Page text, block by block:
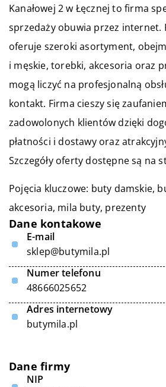
Kanałowej 2 w Łęcznej to firma
sprzedaży obuwia przez internet.
oferuje szeroki asortyment,
i męskie, torebki, akcesoria oraz
mogą liczyć na profesjonalną
kontakt. Firma cieszy się
zadowolonych klientów dzięki
płatności i dostawy oraz
Szczegóły oferty dostępne są na
Pojęcia kluczowe: buty damskie,
akcesoria, mila buty, prezenty
Dane kontakowe
E-mail
sklep@butymila.pl
Numer telefonu
48666025652
Adres internetowy
butymila.pl
Dane firmy
NIP